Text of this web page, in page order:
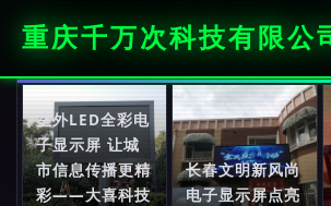
重庆千万次科技有限公
室外LED全彩电
子显示屏 让城
市信息传播更精
彩——大喜科技
长春文明新风尚
电子显示屏点亮